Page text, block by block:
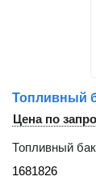
Цена по
Топливный бак
1681826